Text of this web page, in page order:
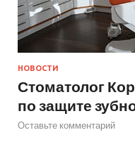
НОВОСТИ
Стоматолог
по защите
Оставьте комментарий